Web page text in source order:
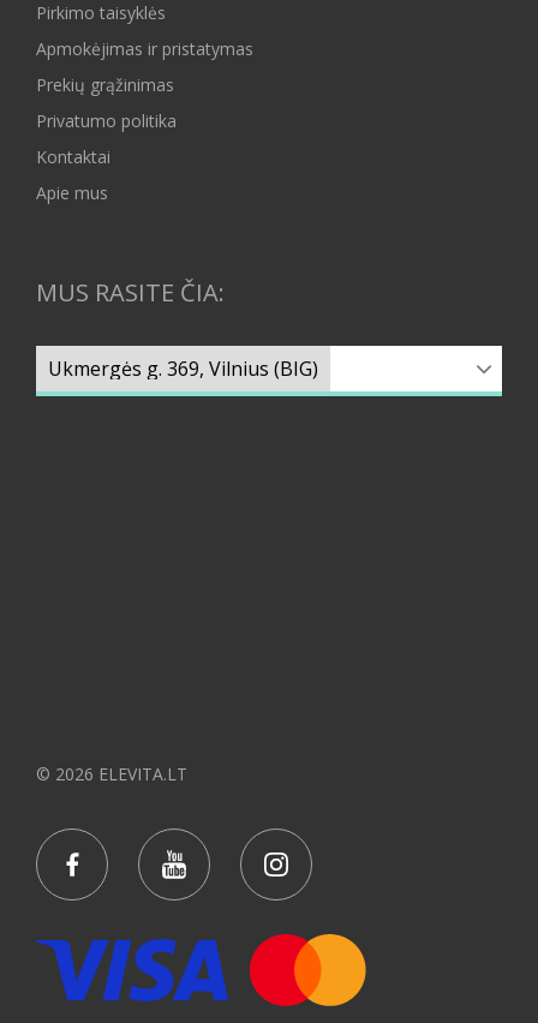
Pirkimo taisyklės
Apmokėjimas ir pristatymas
Prekių grąžinimas
Privatumo politika
Kontaktai
Apie mus
MUS RASITE ČIA:
© 2026 ELEVITA.LT